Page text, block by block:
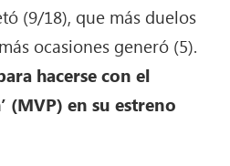
(9/18), que más duelos
ocasiones generó (5).
hacerse con el
(MVP) en su estreno